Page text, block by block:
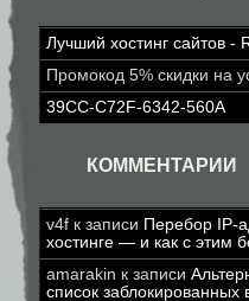
Лучший хостинг сайтов -
Промокод 5% скидки на
39CC-C72F-6342-560A
КОММЕНТАРИИ
v4f к записи Перебор IP-
хостинге — и как с этим
amarakin к записи
список заблокированных